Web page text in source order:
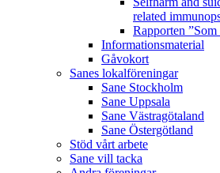
related
Rapporten
Informationsmaterial
Gåvokort
Sanes lokalföreningar
Sane Stockholm
Sane Uppsala
Sane Västragötaland
Sane Östergötland
Stöd vårt arbete
Sane vill tacka